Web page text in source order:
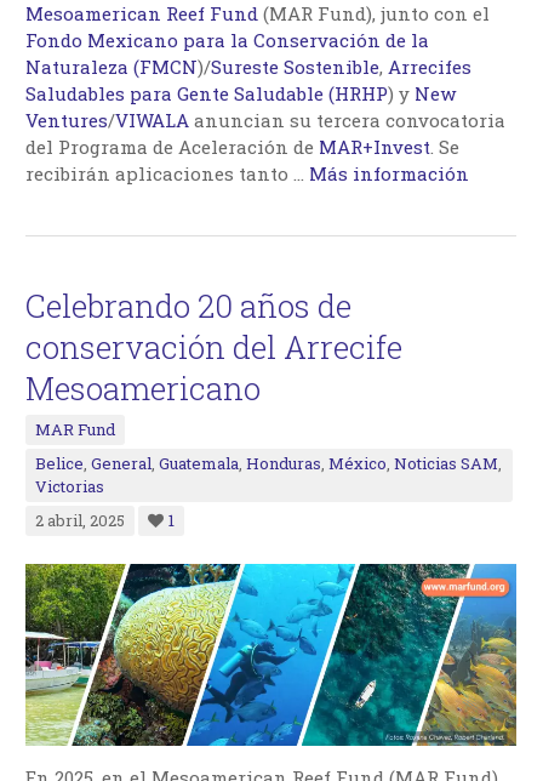
Mesoamerican Reef Fund (MAR Fund), junto con el
Fondo Mexicano para la Conservación de la
Naturaleza (FMCN)/Sureste Sostenible,Arrecifes
Saludables para Gente Saludable (HRHP) y New
Ventures/VIWALA anuncian su tercera convocatoria
del Programa de Aceleración de MAR+Invest. Se
recibirán aplicaciones tanto… Más información
Celebrando 20 años de
conservación del Arrecife
Mesoamericano
MAR Fund
Belice,General,Guatemala,Honduras,México,Noticias SAM,
Victorias
2 abril, 2025
1